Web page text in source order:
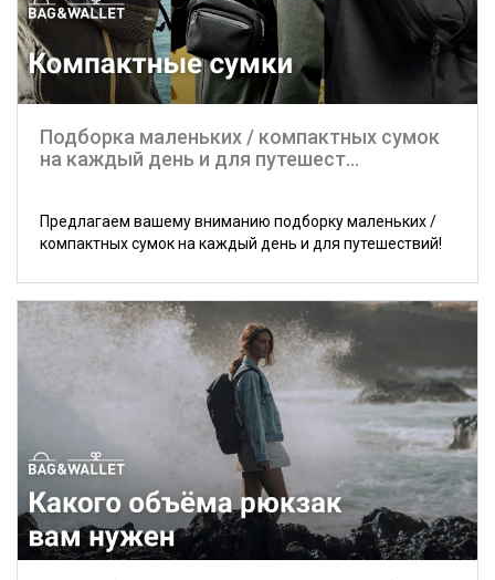
Подборка маленьких / компактных сумок
на каждый день и для путешест...
Предлагаем вашему вниманию подборку маленьких /
компактных сумок на каждый день и для путешествий!